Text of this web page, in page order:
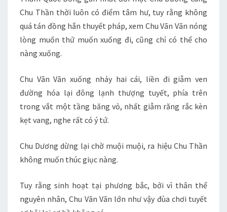
Chu Thần thời luôn có điểm tâm hư, tuy rằng không
quá tán đồng hắn thuyết pháp, xem Chu Vãn Vãn nóng
lòng muốn thử muốn xuống đi, cũng chỉ có thể cho
nàng xuống.
Chu Vãn Vãn xuống nhảy hai cái, liền đi giẫm ven
đường hóa lại đông lạnh thượng tuyết, phía trên
trong vắt một tầng băng vỏ, nhất giẫm răng rắc kèn
kẹt vang, nghe rất có ý tứ.
Chu Dương dừng lại chờ muội muội, ra hiệu Chu Thần
không muốn thúc giục nàng.
Tuy rằng sinh hoạt tại phương bắc, bởi vì thân thể
nguyên nhân, Chu Vãn Vãn lớn như vậy đùa chơi tuyết